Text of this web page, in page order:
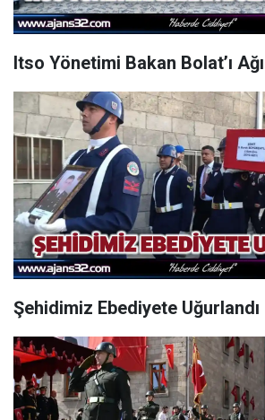
Itso Yönetimi Bakan Bolat’ı
Şehidimiz Ebediyete Uğurlandı